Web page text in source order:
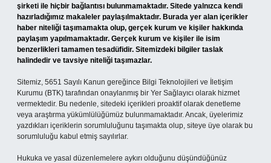
şirketi ile hiçbir bağlantısı bulunmamaktadır. Sitede yalnızca kendi
hazırladığımız makaleler paylaşılmaktadır. Burada yer alan içerikler
haber niteliği taşımamakta olup, gerçek kurum ve kişiler hakkında
paylaşım yapılmamaktadır. Gerçek kurum ve kişiler ile isim
benzerlikleri tamamen tesadüfidir. Sitemizdeki bilgiler taslak
halindedir ve tavsiye niteliği taşımazlar.
Sitemiz, 5651 Sayılı Kanun gereğince Bilgi Teknolojileri ve İletişim
Kurumu (BTK) tarafından onaylanmış bir Yer Sağlayıcı olarak hizmet
vermektedir. Bu nedenle, sitedeki içerikleri proaktif olarak denetleme
veya araştırma yükümlülüğümüz bulunmamaktadır. Ancak, üyelerimiz
yazdıkları içeriklerin sorumluluğunu taşımakta olup, siteye üye olarak bu
sorumluluğu kabul etmiş sayılırlar.
Hukuka ve yasal düzenlemelere aykırı olduğunu düşündüğünüz